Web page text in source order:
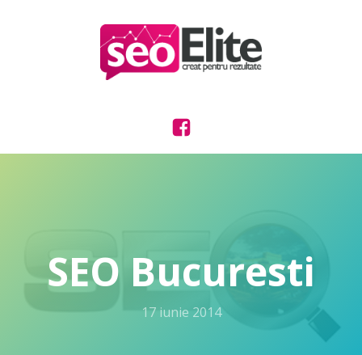
SEO Bucuresti
17 iunie 2014